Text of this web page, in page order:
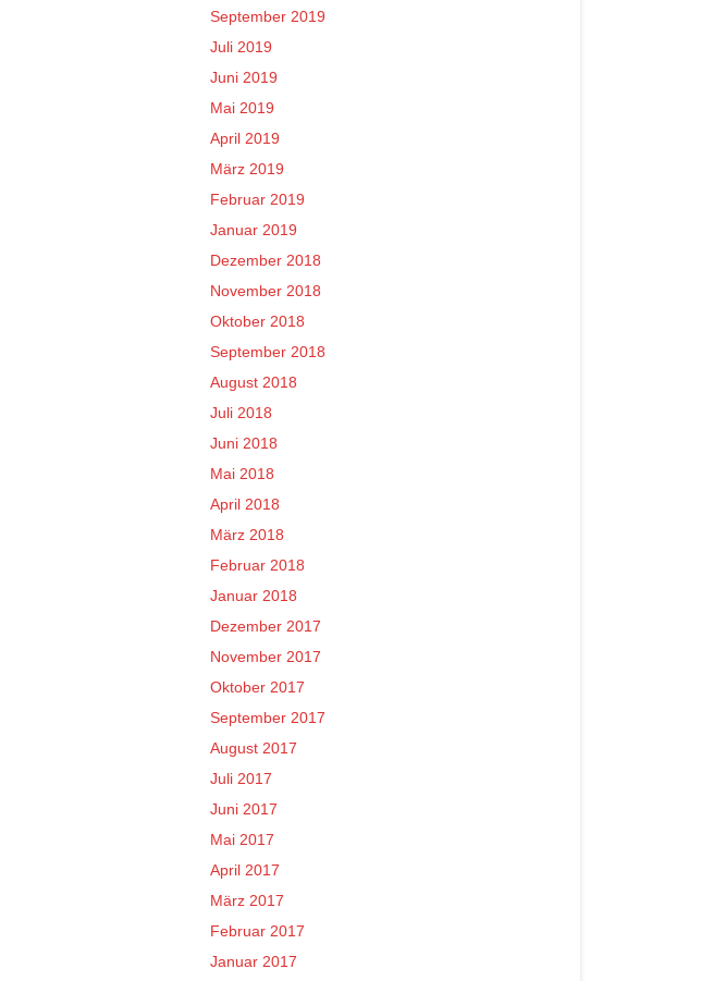
September 2019
Juli 2019
Juni 2019
Mai 2019
April 2019
März 2019
Februar 2019
Januar 2019
Dezember 2018
November 2018
Oktober 2018
September 2018
August 2018
Juli 2018
Juni 2018
Mai 2018
April 2018
März 2018
Februar 2018
Januar 2018
Dezember 2017
November 2017
Oktober 2017
September 2017
August 2017
Juli 2017
Juni 2017
Mai 2017
April 2017
März 2017
Februar 2017
Januar 2017